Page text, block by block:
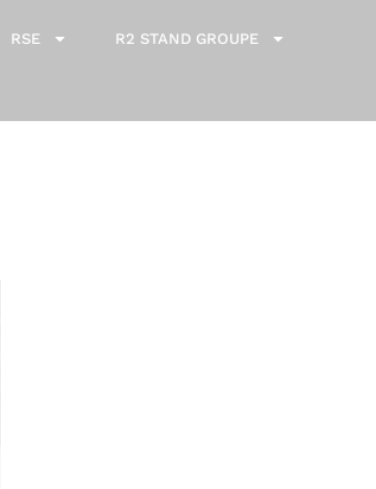
RSE R2 STAND GROUPE